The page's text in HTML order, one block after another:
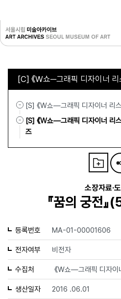
[C] 《W쇼─그래픽 디자이너 리
[S] 《W쇼—그래픽 디자이너 리
[S] 《W쇼—그래픽 디자이너 리
즈
소장자료·
『꿈의 궁전
등록번호 MA-01-00001606
전자여부 비전자
수집처 《W쇼—그래픽 디자이
생산일자 2016 .06.01